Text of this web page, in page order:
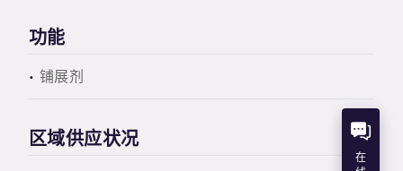
功能
铺展剂
区域供应状况
在